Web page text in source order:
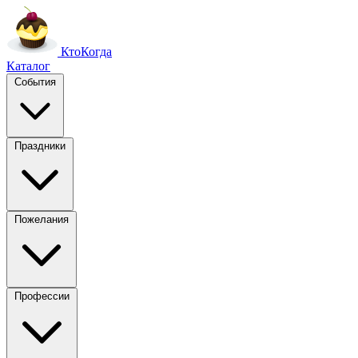
КтоКогда
Каталог
События
Праздники
Пожелания
Профессии